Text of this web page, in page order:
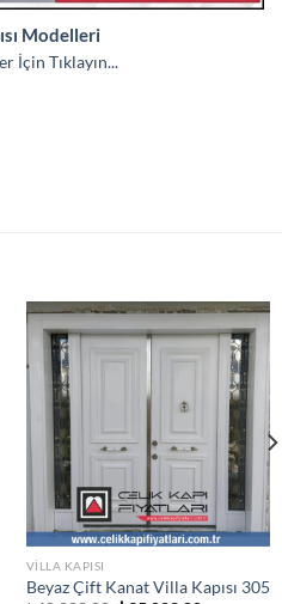
Modelleri
İçin Tıklayın...
VILLA KAPISI
Beyaz Çift Kanat Villa Kapısı 305